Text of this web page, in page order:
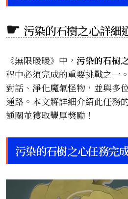
污染的石樹之心詳細
《無限暖暖》中， 污染的石樹
程中必須完成的重要挑戰之一
對話、淨化魔氣怪物，並與多
通路。本文將詳細介紹此任務
通關並獲取豐厚獎勵！
污染的石樹之心任務完